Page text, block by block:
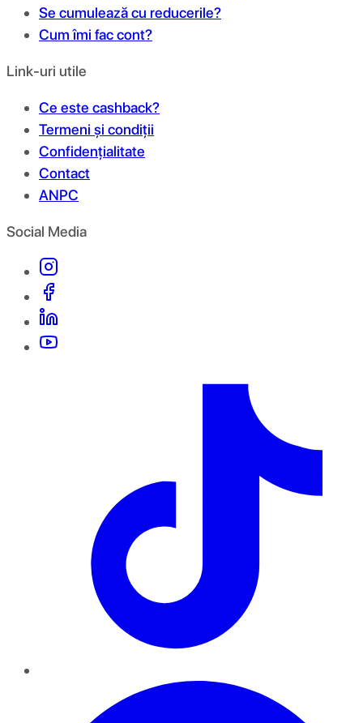
Se cumulează cu reducerile?
Cum îmi fac cont?
Link-uri utile
Ce este cashback?
Termeni și condiții
Confidențialitate
Contact
ANPC
Social Media